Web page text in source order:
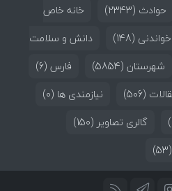
حوادث (2343)
خانه خاص
خواندنی (148)
دانش و سلامت
شهرستان (5854) فارس (6)
(506) نیازمندی ها (0)
گالری تصاویر (150)
(53)